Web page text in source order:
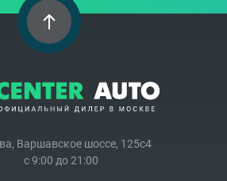
Варшавское шоссе, 125с4
c 9:00 до 21:00